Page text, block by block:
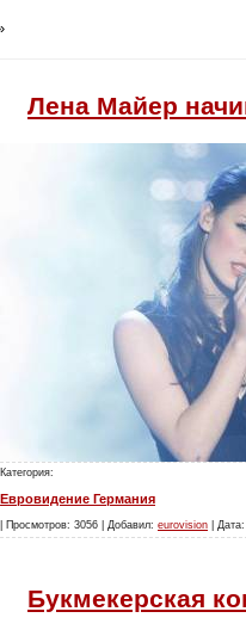
Лена Майер
Категория:
Евровидение Германия
| Просмотров: 3056 | Добавил: eurovision |
Букмекерская